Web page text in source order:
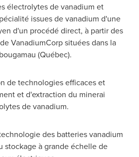
électrolytes de vanadium et
issues de vanadium d'une
d'un procédé direct, à partir des
VanadiumCorp situées dans la
(Québec).
de technologies efficaces et
et d'extraction du minerai
de vanadium.
des batteries vanadium
stockage à grande échelle de